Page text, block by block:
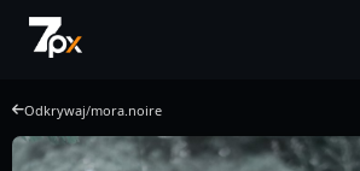
Odkrywaj/mora.noire